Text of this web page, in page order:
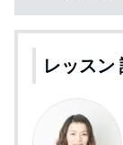
レッスン